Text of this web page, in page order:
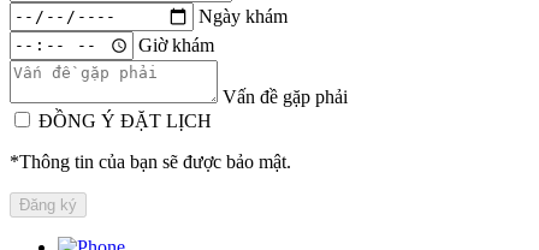
Ngày khám
Giờ khám
Vấn đề gặp phải
ĐỒNG Ý ĐẶT LỊCH
*Thông tin của bạn sẽ được bảo mật.